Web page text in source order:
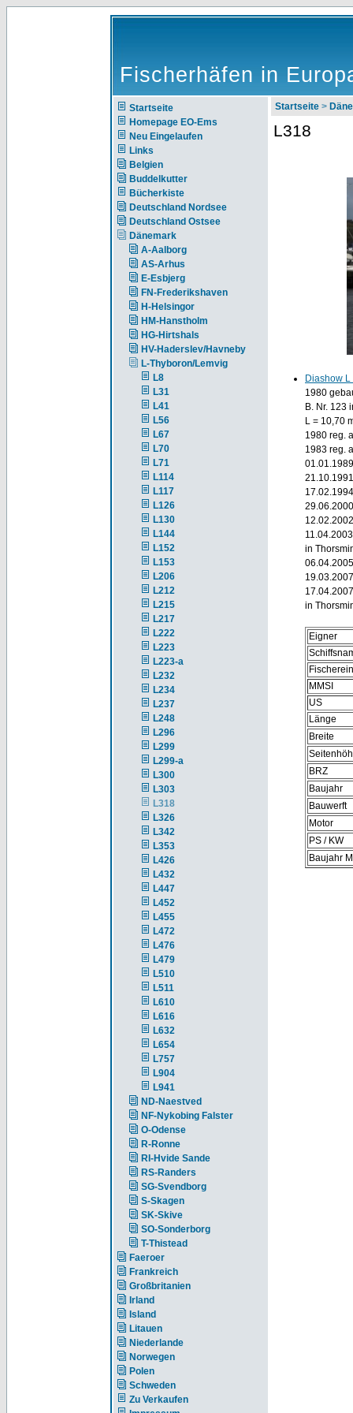
Fischerhäfen in
Startseite
Homepage EO-Ems
Neu Eingelaufen
Links
Belgien
Buddelkutter
Bücherkiste
Deutschland Nordsee
Deutschland Ostsee
Dänemark
A-Aalborg
AS-Arhus
E-Esbjerg
FN-Frederikshaven
H-Helsingor
HM-Hanstholm
HG-Hirtshals
HV-Haderslev/Havneby
L-Thyboron/Lemvig
L8
L31
L41
L56
L67
L70
L71
L114
L117
L126
L130
L144
L152
L153
L206
L212
L215
L217
L222
L223
L223-a
L232
L234
L237
L248
L296
L299
L299-a
L300
L303
L318
L326
L342
L353
L426
L432
L447
L452
L455
L472
L476
L479
L510
L511
L610
L616
L632
L654
L757
L904
L941
ND-Naestved
NF-Nykobing Falster
O-Odense
R-Ronne
RI-Hvide Sande
RS-Randers
SG-Svendborg
S-Skagen
SK-Skive
SO-Sonderborg
T-Thistead
Faeroer
Frankreich
Großbritanien
Irland
Island
Litauen
Niederlande
Norwegen
Polen
Schweden
Zu Verkaufen
Startseite >
L318
Diashow L
1980
B. Nr. 123
L = 10,70
1980 reg.
1983 reg.
in
in
Eigner
MMSI
US
Länge
Breite
BRZ
Baujahr
Bauwerft
Motor
PS / KW
Baujahr